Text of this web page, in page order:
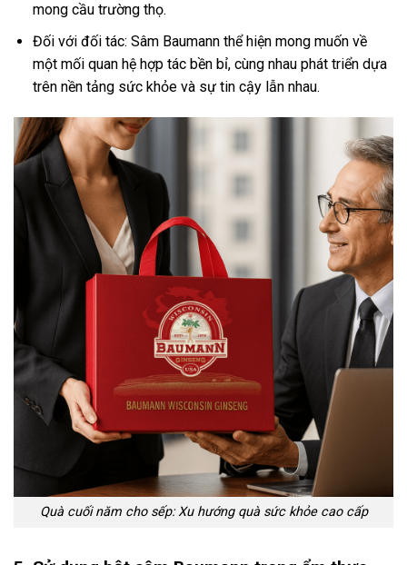
mong cầu trường thọ.
Đối với đối tác: Sâm Baumann thể hiện mong muốn về
một mối quan hệ hợp tác bền bỉ, cùng nhau phát triển dựa
trên nền tảng sức khỏe và sự tin cậy lẫn nhau.
Quà cuối năm cho sếp: Xu hướng quà sức khỏe cao cấp